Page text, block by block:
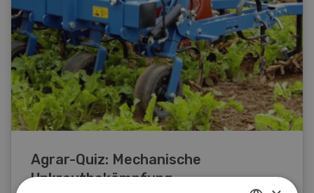
Agrar-Quiz: Mechanische
Unkrautbekämpfung